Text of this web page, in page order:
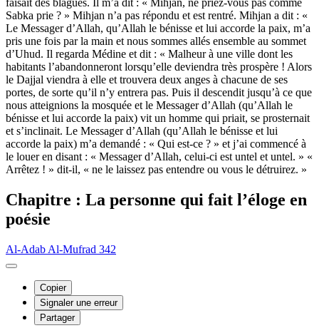
faisait des blagues. Il m’a dit : « Mihjan, ne priez-vous pas comme
Sabka prie ? » Mihjan n’a pas répondu et est rentré. Mihjan a dit : «
Le Messager d’Allah, qu’Allah le bénisse et lui accorde la paix, m’a
pris une fois par la main et nous sommes allés ensemble au sommet
d’Uhud. Il regarda Médine et dit : « Malheur à une ville dont les
habitants l’abandonneront lorsqu’elle deviendra très prospère ! Alors
le Dajjal viendra à elle et trouvera deux anges à chacune de ses
portes, de sorte qu’il n’y entrera pas. Puis il descendit jusqu’à ce que
nous atteignions la mosquée et le Messager d’Allah (qu’Allah le
bénisse et lui accorde la paix) vit un homme qui priait, se prosternait
et s’inclinait. Le Messager d’Allah (qu’Allah le bénisse et lui
accorde la paix) m’a demandé : « Qui est-ce ? » et j’ai commencé à
le louer en disant : « Messager d’Allah, celui-ci est untel et untel. » «
Arrêtez ! » dit-il, « ne le laissez pas entendre ou vous le détruirez. »
Chapitre : La personne qui fait l’éloge en
poésie
Al-Adab Al-Mufrad 342
Copier
Signaler une erreur
Partager